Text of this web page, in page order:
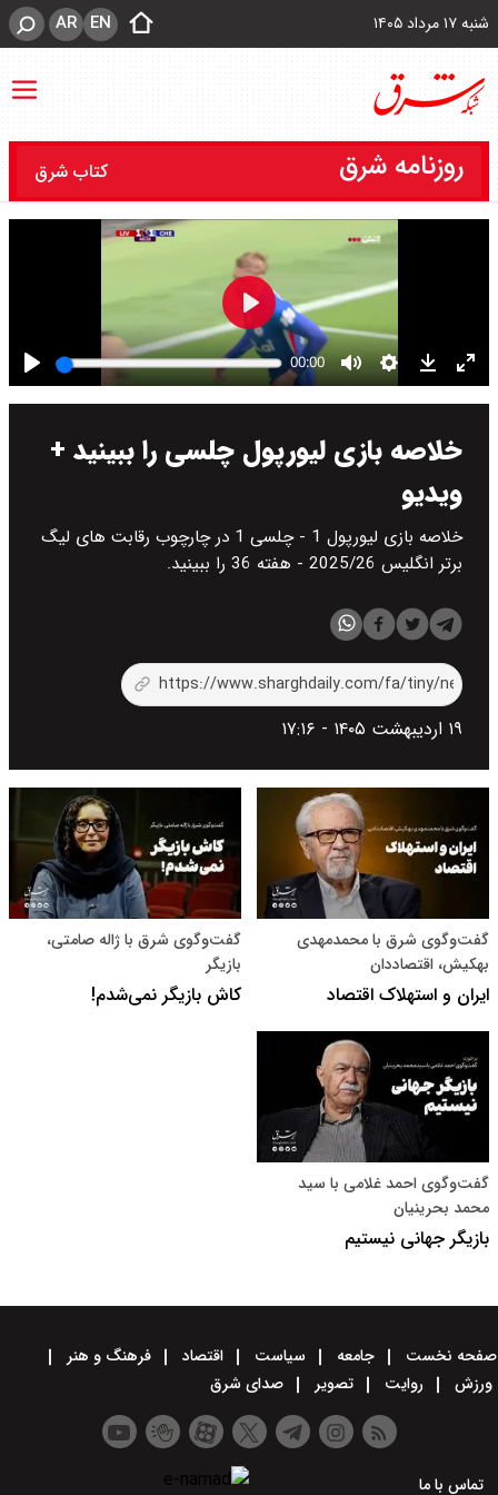
شنبه ۱۷ مرداد ۱۴۰۵ EN
AR
روزنامه شرق کتاب شرق
خلاصه بازی لیورپول چلسی را ببینید +
ویدیو
خلاصه بازی لیورپول 1 - چلسی 1 در چارچوب رقابت های لیگ
برتر انگلیس 2025/26 - هفته 36 را ببینید.
۱۹ اردیبهشت ۱۴۰۵ - ۱۷:۱۶
گفت‌و‌گوی شرق با محمدمهدی
بهکیش، اقتصاددان
ایران و استهلاک اقتصاد
گفت‌وگوی شرق با ژاله صامتی،
بازیگر
کاش بازیگر نمی‌شدم!
گفت‌وگوی احمد غلامی با سید
محمد بحرینیان
بازیگر جهانی نیستیم
صفحه نخست جامعه سیاست اقتصاد
فرهنگ و هنر
ورزش
روایت تصویر صدای شرق
تماس با ما